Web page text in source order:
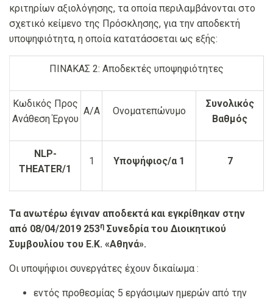
κριτηρίων αξιολόγησης, τα οποία περιλαμβάνονται στο
σχετικό κείμενο της Πρόσκλησης, για την αποδεκτή
υποψηφιότητα, η οποία κατατάσσεται ως εξής:
ΠΙΝΑΚΑΣ 2: Αποδεκτές υποψηφιότητες
Κωδικός Προς
Ανάθεση Έργου
Α/Α Ονοματεπώνυμο
Συνολικός
Βαθμός
NLP-
THEATER/1
1 Υποψήφιος/α 1 7
Τα ανωτέρω έγιναν αποδεκτά και εγκρίθηκαν στην
από 08/04/2019 253η Συνεδρία του Διοικητικού
Συμβουλίου του Ε.Κ. «Αθηνά».
Οι υποψήφιοι συνεργάτες έχουν δικαίωμα :
εντός προθεσμίας 5 εργάσιμων ημερών από την